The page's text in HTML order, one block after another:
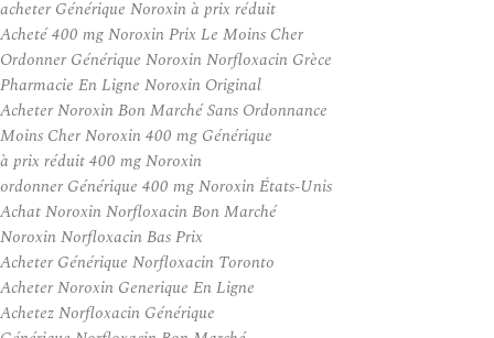
acheter Générique Noroxin à prix réduit
Acheté 400 mg Noroxin Prix Le Moins Cher
Ordonner Générique Noroxin Norfloxacin Grèce
Pharmacie En Ligne Noroxin Original
Acheter Noroxin Bon Marché Sans Ordonnance
Moins Cher Noroxin 400 mg Générique
à prix réduit 400 mg Noroxin
ordonner Générique 400 mg Noroxin États-Unis
Achat Noroxin Norfloxacin Bon Marché
Noroxin Norfloxacin Bas Prix
Acheter Générique Norfloxacin Toronto
Acheter Noroxin Generique En Ligne
Achetez Norfloxacin Générique